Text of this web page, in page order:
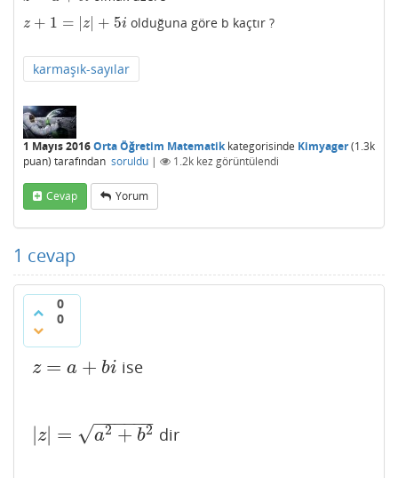
z + 1 = |z + 5i
z+1= | z|+ 5i olduğuna göre b kaçtır ?
karmaşık-sayılar
1 Mayıs 2016Orta Öğretim Matematikkategorisinde Kimyager(1.3k
puan) tarafından soruldu | 1.2k kez görüntülendi
Cevap Yorum
1 cevap
0
0
z = a + bi
z=a+ bi ise
|z| = a2 + b2
− −
−−−−
√
|z =a 2+b2 dir